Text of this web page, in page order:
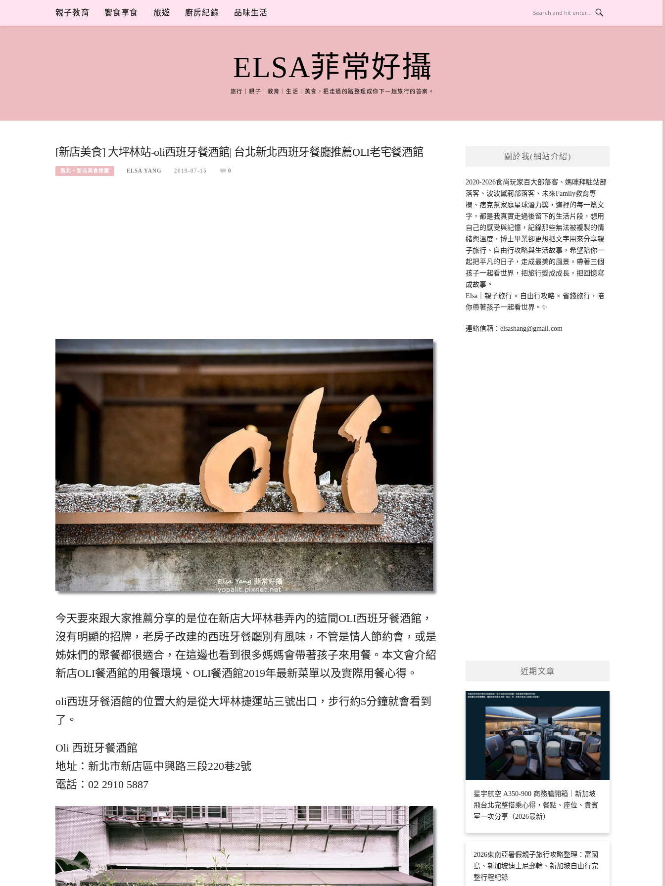
content
親子教育 饗食享食 旅遊 廚房紀錄 品味生活
ELSA菲常好攝
旅行｜親子｜教育｜生活｜美食，把走過的路整理成你下一趟旅行的答案。
[新店美食] 大坪林站-oli西班牙餐酒館| 台北新北西班牙餐廳推薦OLI老宅餐酒館
新北。新店美食推薦 ELSA YANG 2019-07-15 0
今天要來跟大家推薦分享的是位在新店大坪林巷弄內的這間OLI西班牙餐酒館，
沒有明顯的招牌，老房子改建的西班牙餐廳別有風味，不管是情人節約會，或是
姊妹們的聚餐都很適合，在這邊也看到很多媽媽會帶著孩子來用餐。本文會介紹
新店OLI餐酒館的用餐環境、OLI餐酒館2019年最新菜單以及實際用餐心得。
oli西班牙餐酒館的位置大約是從大坪林捷運站三號出口，步行約5分鐘就會看到
了。
Oli 西班牙餐酒館
地址：新北市新店區中興路三段220巷2號
電話：02 2910 5887
關於我(網站介紹)
2020-2026食尚玩家百大部落客、媽咪拜駐站部
落客、波波黛莉部落客、未來Family教育專
欄、痞克幫家庭星球潛力獎，這裡的每一篇文
字，都是我真實走過後留下的生活片段，想用
自己的感受與記憶，記錄那些無法被複製的情
緒與溫度，博士畢業卻更想把文字用來分享親
子旅行、自由行攻略與生活故事，希望陪你一
起把平凡的日子，走成最美的風景。帶著三個
孩子一起看世界，把旅行變成成長，把回憶寫
成故事。
Elsa｜親子旅行 × 自由行攻略 × 省錢旅行，陪
你帶著孩子一起看世界。✨
連絡信箱：elsashang@gmail.com
近期文章
星宇航空 A350-900 商務艙開箱｜新加坡
飛台北完整搭乘心得，餐點、座位、貴賓
室一次分享（2026最新）
2026東南亞暑假親子旅行攻略整理：富國
島、新加坡迪士尼郵輪、新加坡自由行完
整行程紀錄